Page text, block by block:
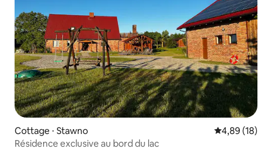
Cottage ⋅ Stawno Évaluation
4,89 (18)
Résidence exclusive au bord du lac